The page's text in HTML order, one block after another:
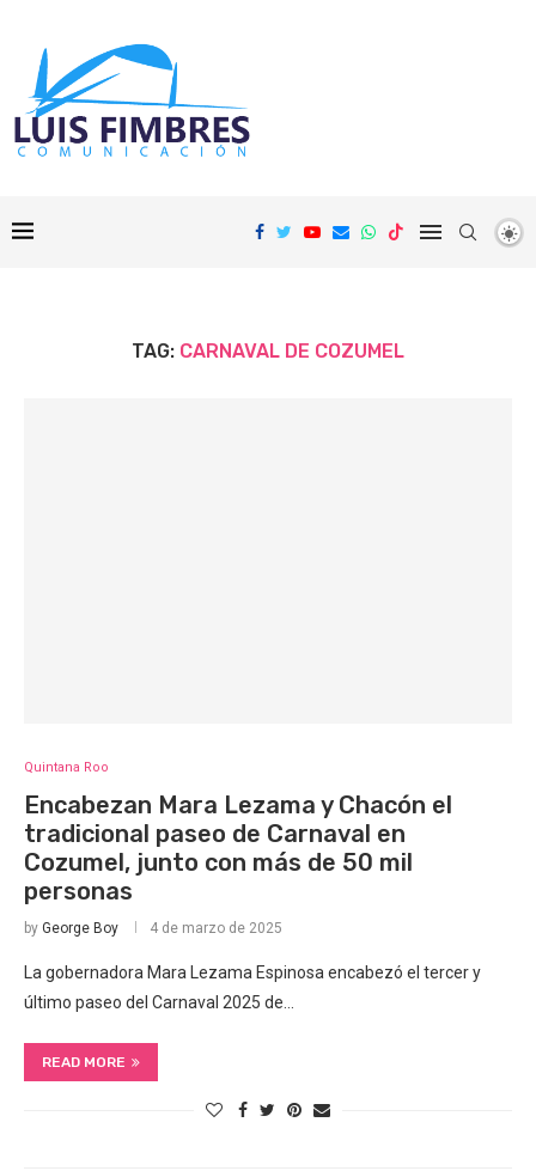
TAG: CARNAVAL DE COZUMEL
Quintana Roo
Encabezan Mara Lezama y Chacón el
tradicional paseo de Carnaval en
Cozumel, junto con más de 50 mil
personas
by George Boy 4 de marzo de 2025
La gobernadora Mara Lezama Espinosa encabezó el tercer y
último paseo del Carnaval 2025 de…
READ MORE